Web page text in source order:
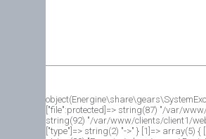
["file":protected]=> string(87) "/var/
string(92) "/var/www/clients/client1/
["type"]=> string(2) "->" } [1]=>